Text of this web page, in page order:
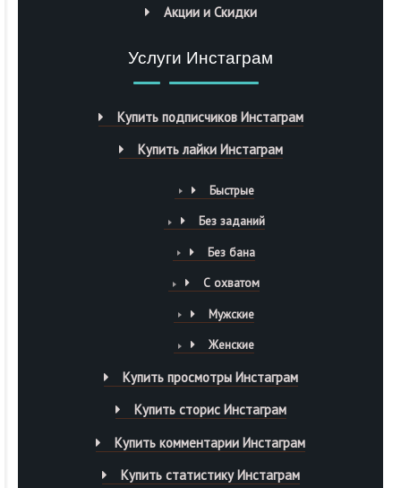
Акции и Скидки
Услуги Инстаграм
Купить подписчиков Инстаграм
Купить лайки Инстаграм
Быстрые
Без заданий
Без бана
С охватом
Мужские
Женские
Купить просмотры Инстаграм
Купить сторис Инстаграм
Купить комментарии Инстаграм
Купить статистику Инстаграм